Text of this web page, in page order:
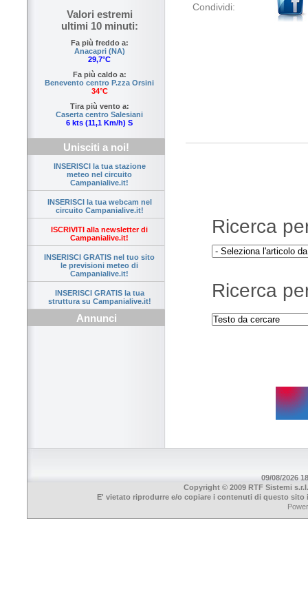
Valori estremi
ultimi 10 minuti:
Fa più freddo a:
Anacapri (NA)
29,7°C
Fa più caldo a:
Benevento centro P.zza Orsini
34°C
Tira più vento a:
Caserta centro Salesiani
6 kts (11,1 Km/h) S
Unisciti a noi!
INSERISCI la tua stazione
meteo nel circuito
Campanialive.it!
INSERISCI la tua webcam nel
circuito Campanialive.it!
ISCRIVITI alla newsletter di
Campanialive.it!
INSERISCI GRATIS nel tuo sito
le previsioni meteo di
Campanialive.it!
INSERISCI GRATIS la tua
struttura su Campanialive.it!
Annunci
Condividi:
Ricerca
Ricerca
09/08/2026
Copyright © 2009 RTF Sistemi
E' vietato riprodurre e/o copiare i contenuti di questo